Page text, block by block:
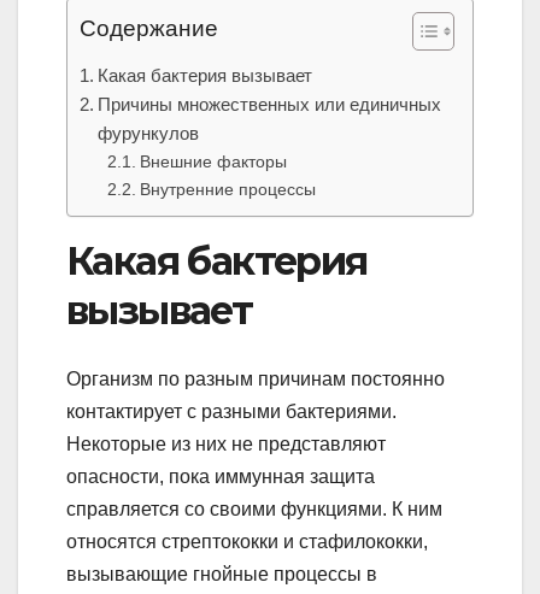
Содержание
Какая бактерия вызывает
Причины множественных или единичных
фурункулов
Внешние факторы
Внутренние процессы
Какая бактерия
вызывает
Организм по разным причинам постоянно
контактирует с разными бактериями.
Некоторые из них не представляют
опасности, пока иммунная защита
справляется со своими функциями. К ним
относятся стрептококки и стафилококки,
вызывающие гнойные процессы в